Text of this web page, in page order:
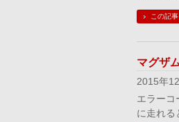
この記
マグザ
2015年
エラーコ
に走れ